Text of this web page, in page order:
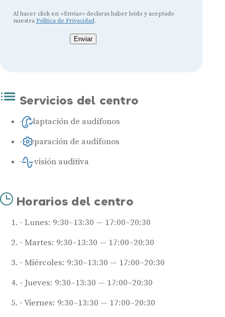
Al hacer click en «Enviar» declaras haber leído y aceptado
nuestra Política de Privacidad.
Enviar
Servicios del centro
Adaptación de audífonos
Reparación de audífonos
Revisión auditiva
Horarios del centro
Lunes: 9:30–13:30 — 17:00–20:30
Martes: 9:30–13:30 — 17:00–20:30
Miércoles: 9:30–13:30 — 17:00–20:30
Jueves: 9:30–13:30 — 17:00–20:30
Viernes: 9:30–13:30 — 17:00–20:30